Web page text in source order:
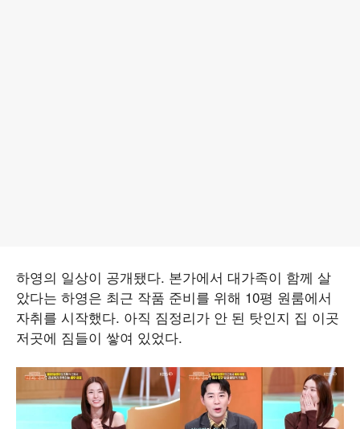
하영의 일상이 공개됐다. 본가에서 대가족이 함께 살
았다는 하영은 최근 작품 준비를 위해 10평 원룸에서
자취를 시작했다. 아직 짐정리가 안 된 탓인지 집 이곳
저곳에 짐들이 쌓여 있었다.